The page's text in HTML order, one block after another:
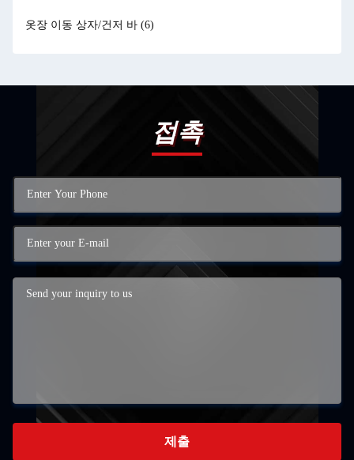
옷장 이동 상자/건저 바 (6)
접촉
제출